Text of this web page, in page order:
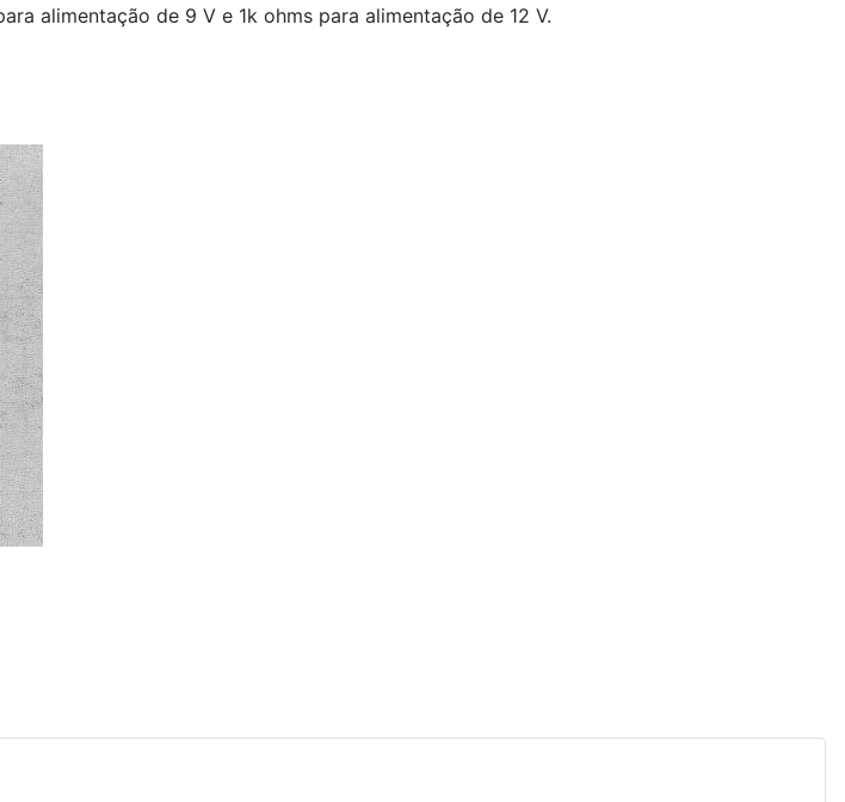
alimentação de 9 V e 1k ohms para alimentação de 12 V.